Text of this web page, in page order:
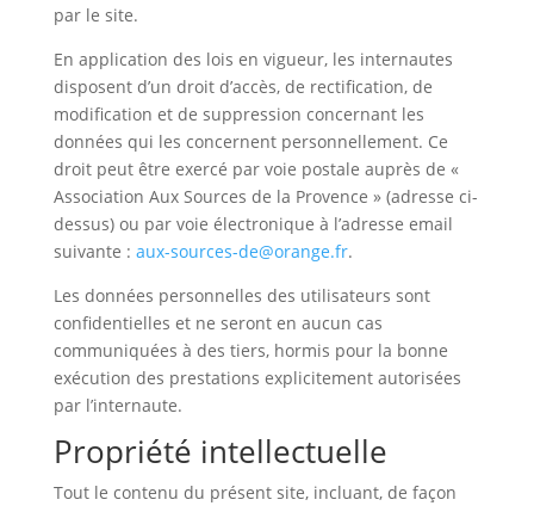
par le site.
En application des lois en vigueur, les internautes
disposent d’un droit d’accès, de rectification, de
modification et de suppression concernant les
données qui les concernent personnellement. Ce
droit peut être exercé par voie postale auprès de «
Association Aux Sources de la Provence » (adresse ci-
dessus) ou par voie électronique à l’adresse email
suivante : aux-sources-de@orange.fr.
Les données personnelles des utilisateurs sont
confidentielles et ne seront en aucun cas
communiquées à des tiers, hormis pour la bonne
exécution des prestations explicitement autorisées
par l’internaute.
Propriété intellectuelle
Tout le contenu du présent site, incluant, de façon